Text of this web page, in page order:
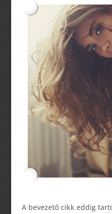
A bevezető cikk eddig